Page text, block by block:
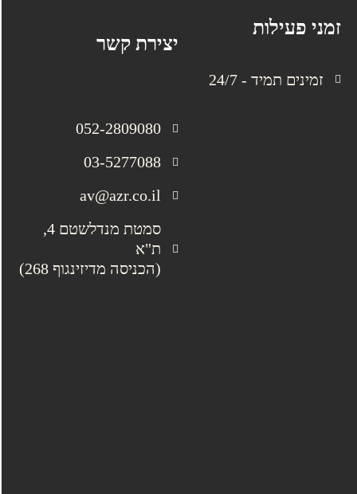
זמני פעילות
זמינים תמיד - 24/7
יצירת קשר
052-2809080
03-5277088
av@azr.co.il
סמטת מנדלשטם 4,
ת"א
(הכניסה מדיזינגוף 268)